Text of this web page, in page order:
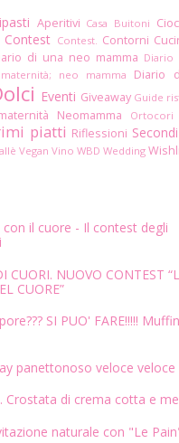
Aperitivi Casa Buitoni
Contest Contest. Contorni
di una neo mamma Diario
neo mamma
Diario
Eventi Giveaway Guide
Neomamma
Ortocori
piatti Riflessioni Secondi
Vegan Vino WBD Wedding
con il cuore - Il contest degli
CUORI. NUOVO CONTEST
CUORE”
SI PUO' FARE!!!!!
panettonoso veloce veloce
Crostata di crema cotta e
naturale con "Le